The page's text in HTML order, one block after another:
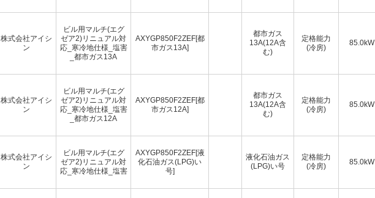
株式会社アイシ
ン
ビル用マルチ(エグ
ゼア2)リニュアル対
応_寒冷地仕様_塩害
_都市ガス13A
AXYGP850F2ZEF[都
市ガス13A]
都市ガス
13A(12A含
む)
定格能力
(冷房)
85.0kW
株式会社アイシ
ン
ビル用マルチ(エグ
ゼア2)リニュアル対
応_寒冷地仕様_塩害
_都市ガス12A
AXYGP850F2ZEF[都
市ガス12A]
都市ガス
13A(12A含
む)
定格能力
(冷房)
85.0kW
株式会社アイシ
ン
ビル用マルチ(エグ
ゼア2)リニュアル対
応_寒冷地仕様_塩害
AXYGP850F2ZEF[液
化石油ガス(LPG)い
号]
液化石油ガス
(LPG)い号
定格能力
(冷房)
85.0kW